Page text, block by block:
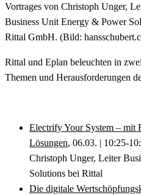
Vortrages von Christoph Unger,
Business Unit Energy & Power
Rittal GmbH. (Bild:
Rittal und Eplan beleuchten in
Themen und Herausforderungen
Electrify Your System – mit
Lösungen, 06.03. | 10:25-
Christoph Unger, Leiter
Solutions bei Rittal
Die digitale